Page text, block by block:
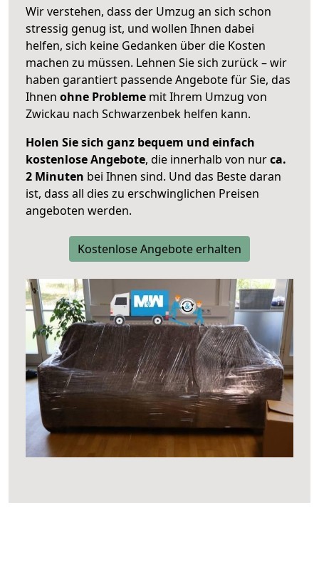
Wir verstehen, dass der Umzug an sich schon
stressig genug ist, und wollen Ihnen dabei
helfen, sich keine Gedanken über die Kosten
machen zu müssen. Lehnen Sie sich zurück – wir
haben garantiert passende Angebote für Sie, das
Ihnen ohne Probleme mit Ihrem Umzug von
Zwickau nach Schwarzenbek helfen kann.
Holen Sie sich ganz bequem und einfach
kostenlose Angebote, die innerhalb von nurca.
2 Minuten bei Ihnen sind. Und das Beste daran
ist, dass all dies zu erschwinglichen Preisen
angeboten werden.
Kostenlose Angebote erhalten